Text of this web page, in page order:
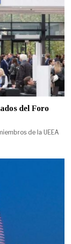
del Foro
de la UEEA